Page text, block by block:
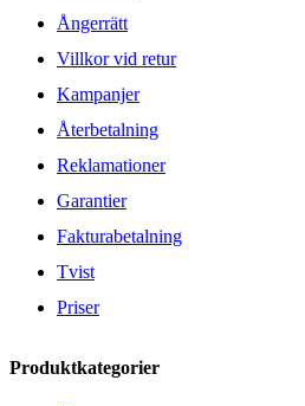
Ångerrätt
Villkor vid retur
Kampanjer
Återbetalning
Reklamationer
Garantier
Fakturabetalning
Tvist
Priser
Produktkategorier